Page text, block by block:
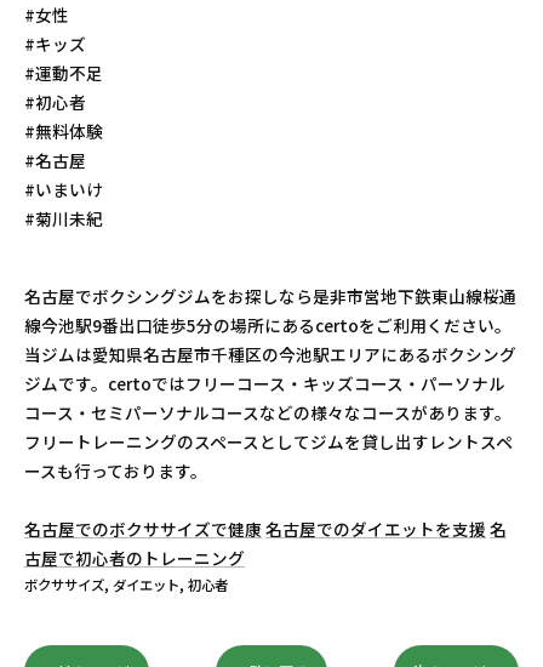
#女性
#キッズ
#運動不足
#初心者
#無料体験
#名古屋
#いまいけ
#菊川未紀
名古屋でボクシングジムをお探しなら是非市営地下鉄東山線桜通
線今池駅9番出口徒歩5分の場所にあるcertoをご利用ください。
当ジムは愛知県名古屋市千種区の今池駅エリアにあるボクシング
ジムです。certoではフリーコース・キッズコース・パーソナル
コース・セミパーソナルコースなどの様々なコースがあります。
フリートレーニングのスペースとしてジムを貸し出すレントスペ
ースも行っております。
名古屋でのボクササイズで健康名古屋でのダイエットを支援 名
古屋で初心者のトレーニング
ボクササイズ ダイエット 初心者